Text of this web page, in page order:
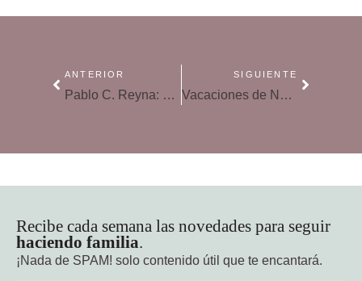
ANTERIOR
Pablo C. Reyna: «Si empleas el humor, ya tienes a muchos lectores en el bolsillo»
SIGUIENTE
Vacaciones de Navidad sin abuso de tecnología, ¿es posible?
Recibe cada semana las novedades para seguir
haciendo familia.
¡Nada de SPAM! solo contenido útil que te encantará.